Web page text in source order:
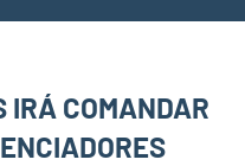
IRÁ COMANDAR